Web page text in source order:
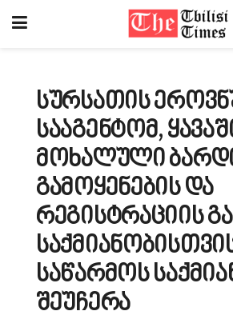
სურსათის
სააგენტომ,
მოხალული
გამოყენების და
რეგისტრაციის
საწარმოს
შეუჩერა